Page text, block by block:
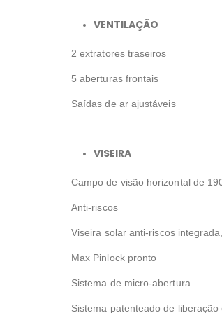
VENTILAÇÃO
2 extratores traseiros
5 aberturas frontais
Saídas de ar ajustáveis
VISEIRA
Campo de visão horizontal de
Anti-riscos
Viseira solar anti-riscos
Max Pinlock pronto
Sistema de micro-abertura
Sistema patenteado de